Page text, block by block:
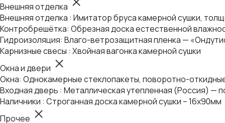
Внешняя отделка
Внешняя отделка : Имитатор бруса камерной сушки,
Контробрешётка: Обрезная доска естественной
Гидроизоляция: Влаго-ветрозащитная пленка —
Карнизные свесы : Хвойная вагонка камерной сушки
Окна и двери
Окна: Однокамерные стеклопакеты, поворотно-
Входная дверь : Металлическая утепленная (Россия) —
Наличники : Строганная доска камерной сушки – 16х90мм
Прочее